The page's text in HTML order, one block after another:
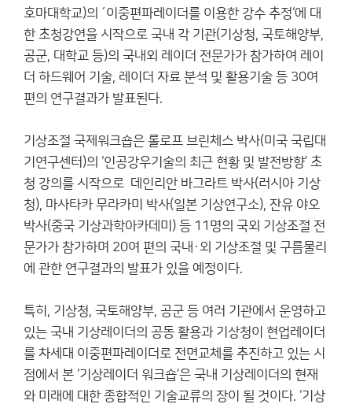
호마대학교)의 ´이중편파레이더를 이용한 강수 추정‘에 대
한 초청강연을 시작으로 국내 각 기관(기상청, 국토해양부,
공군, 대학교 등)의 국내외 레이더 전문가가 참가하여 레이
더 하드웨어 기술, 레이더 자료 분석 및 활용기술 등 30여
편의 연구결과가 발표된다.
기상조절 국제워크숍은 롤로프 브린체스 박사(미국 국립대
기연구센터)의 ‘인공강우기술의 최근 현황 및 발전방향’ 초
청 강의를 시작으로 데인리안 바그라트 박사(러시아 기상
청), 마사타카 무라카미 박사(일본 기상연구소), 잔유 야오
박사(중국 기상과학아카데미) 등 11명의 국외 기상조절 전
문가가 참가하며 20여 편의 국내·외 기상조절 및 구름물리
에 관한 연구결과의 발표가 있을 예정이다.
특히, 기상청, 국토해양부, 공군 등 여러 기관에서 운영하고
있는 국내 기상레이더의 공동 활용과 기상청이 현업레이더
를 차세대 이중편파레이더로 전면교체를 추진하고 있는 시
점에서 본 ‘기상레이더 워크숍’은 국내 기상레이더의 현재
와 미래에 대한 종합적인 기술교류의 장이 될 것이다. ‘기상